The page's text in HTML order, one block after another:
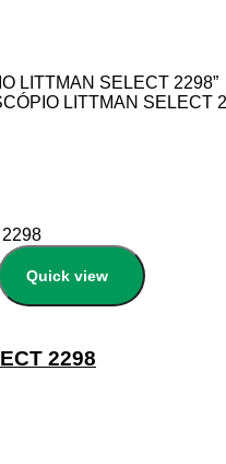
LITTMAN SELECT 2298”
LITTMAN SELECT
Quick view
2298